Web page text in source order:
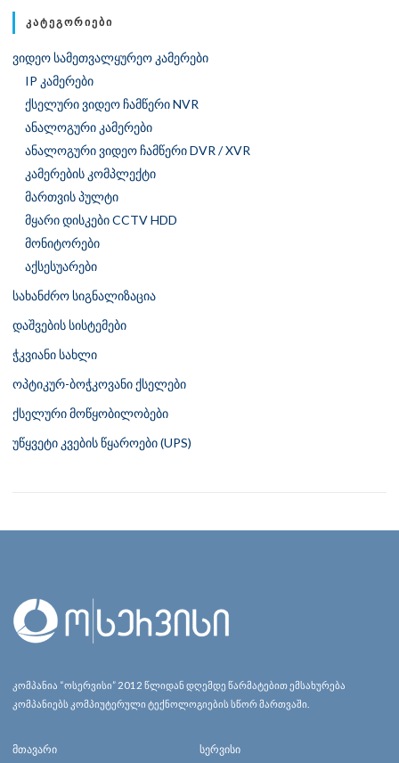
ᲙᲐᲢᲔᲒᲝᲠᲘᲔᲑᲘ
ვიდეო სამეთვალყურეო კამერები
IP კამერები
ქსელური ვიდეო ჩამწერი NVR
ანალოგური კამერები
ანალოგური ვიდეო ჩამწერი DVR / XVR
კამერების კომპლექტი
მართვის პულტი
მყარი დისკები CCTV HDD
მონიტორები
აქსესუარები
სახანძრო სიგნალიზაცია
დაშვების სისტემები
ჭკვიანი სახლი
ოპტიკურ-ბოჭკოვანი ქსელები
ქსელური მოწყობილობები
უწყვეტი კვების წყაროები (UPS)
კომპანია “ოსერვისი” 2012 წლიდან დღემდე წარმატებით ემსახურება
კომპანიებს კომპიუტერული ტექნოლოგიების სწორ მართვაში.
მთავარი სერვისი